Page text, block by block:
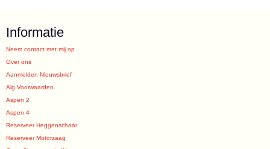
Informatie
Neem contact met mij op
Over ons
Aanmelden Nieuwsbrief
Alg.Voorwaarden
Aspen 2
Aspen 4
Reserveer Heggenschaar
Reserveer Motorzaag